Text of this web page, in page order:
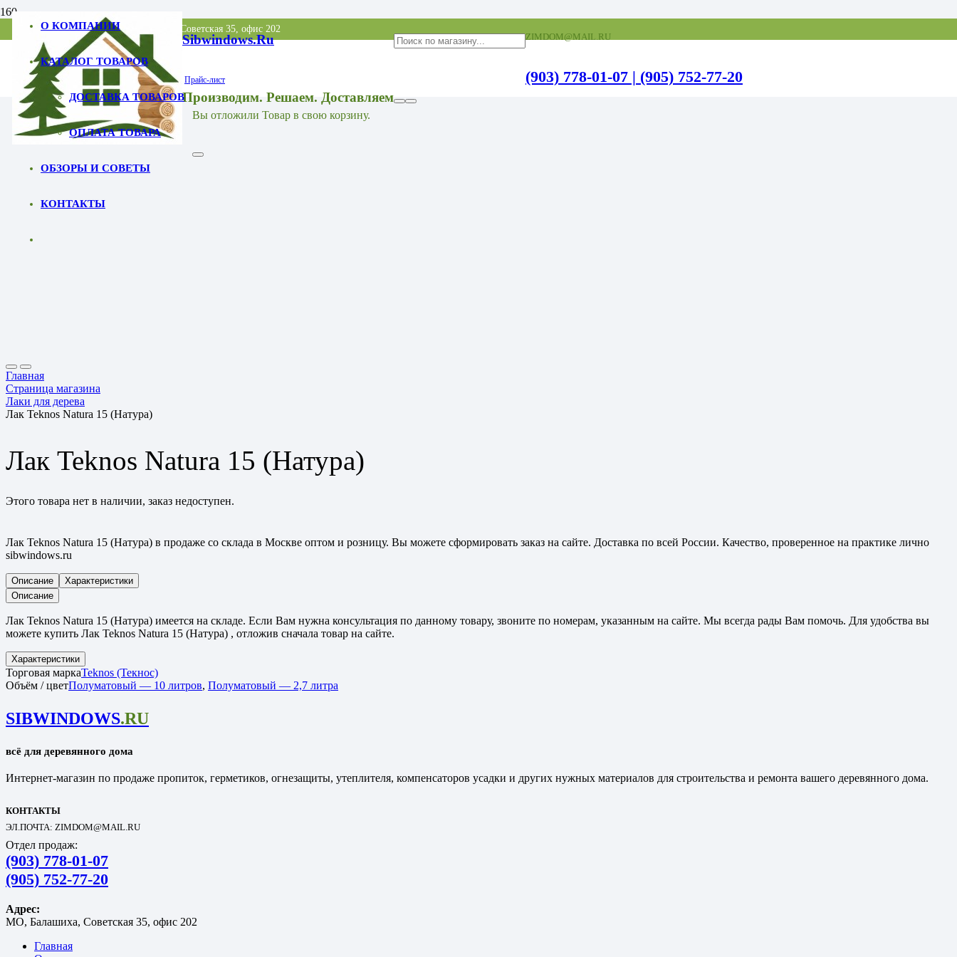
Точка выдачи заказов: МО, Балашиха, Советская 35, офис 202
Sibwindows.ru
Производим. Решаем. Доставляем
ZIMDOM@MAIL.RU
(903) 778-01-07 | (905) 752-77-20
О КОМПАНИИ
КАТАЛОГ ТОВАРОВ
ДОСТАВКА ТОВАРОВ
ОПЛАТА ТОВАРА
ОБЗОРЫ И СОВЕТЫ
КОНТАКТЫ
Прайс-лист
Вы отложилиТовар в свою корзину.
Главная
Страница магазина
Лаки для дерева
Лак Teknos Natura 15 (Натура)
Лак Teknos Natura 15 (Натура)
Этого товара нет в наличии, заказ недоступен.
Лак Teknos Natura 15 (Натура) в продаже со склада в Москве оптом и розницу. Вы можете сформировать заказ на сайте. Доставка по всей России. Качество, проверенное на практике лично
sibwindows.ru
Описание
Характеристики
Описание
Лак Teknos Natura 15 (Натура) имеется на складе. Если Вам нужна консультация по данному товару, звоните по номерам, указанным на сайте. Мы всегда рады Вам помочь. Для удобства вы
можете купить Лак Teknos Natura 15 (Натура) , отложив сначала товар на сайте.
Характеристики
Торговая маркаTeknos (Текнос)
Объём / цветПолуматовый — 10 литров, Полуматовый — 2,7 литра
SIBWINDOWS.RU
всё для деревянного дома
Интернет-магазин по продаже пропиток, герметиков, огнезащиты, утеплителя, компенсаторов усадки и других нужных материалов для строительства и ремонта вашего деревянного дома.
КОНТАКТЫ
ЭЛ.ПОЧТА: ZIMDOM@MAIL.RU
Отдел продаж:
(903) 778-01-07
(905) 752-77-20
Адрес:
МО, Балашиха, Советская 35, офис 202
Главная